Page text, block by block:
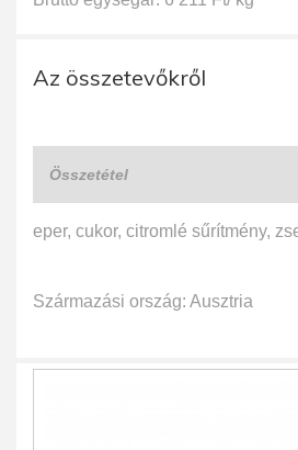
Az összetevőkről
Összetétel
eper, cukor, citromlé sűrítmény,
Származási ország: Ausztria